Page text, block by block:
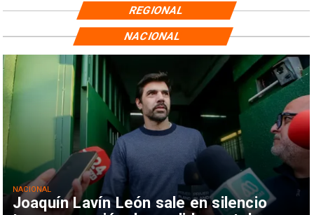
REGIONAL
Joaquín Lavín León sale en silencio
NACIONAL
NACIONAL